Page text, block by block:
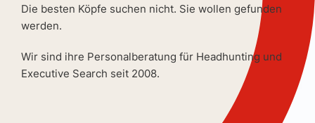
Die besten Köpfe suchen nicht. Sie wollen gefunden
werden.
Wir sind ihre Personalberatung für Headhunting und
Executive Search seit 2008.